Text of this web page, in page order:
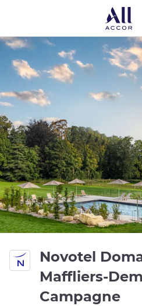
Novotel
Maffliers-
Campagne